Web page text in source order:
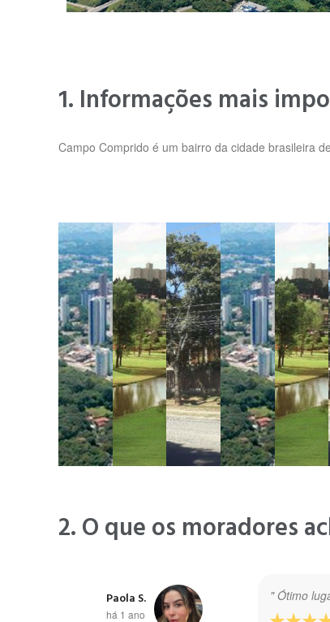
1. Informações mais
Campo Comprido é um bairro da cidade brasileira
2. O que os moradores
" Ótimo
Paola S.
há 1 ano